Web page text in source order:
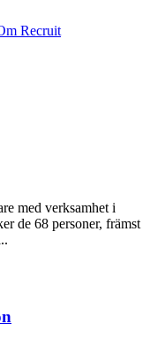
Recruit
med verksamhet i
de 68 personer, främst